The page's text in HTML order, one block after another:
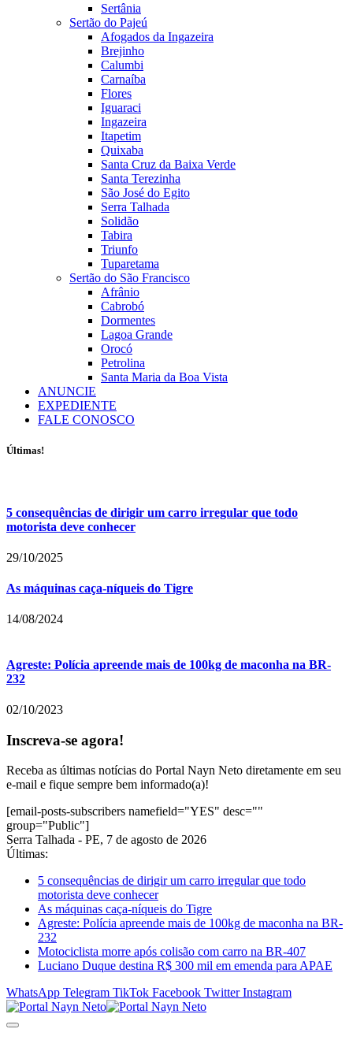
Sertânia
Sertão do Pajeú
Afogados da Ingazeira
Brejinho
Calumbi
Carnaíba
Flores
Iguaraci
Ingazeira
Itapetim
Quixaba
Santa Cruz da Baixa Verde
Santa Terezinha
São José do Egito
Serra Talhada
Solidão
Tabira
Triunfo
Tuparetama
Sertão do São Francisco
Afrânio
Cabrobó
Dormentes
Lagoa Grande
Orocó
Petrolina
Santa Maria da Boa Vista
ANUNCIE
EXPEDIENTE
FALE CONOSCO
Últimas!
5 consequências de dirigir um carro irregular que todo
motorista deve conhecer
29/10/2025
As máquinas caça-níqueis do Tigre
14/08/2024
Agreste: Polícia apreende mais de 100kg de maconha na BR-
232
02/10/2023
Inscreva-se agora!
Receba as últimas notícias do Portal Nayn Neto diretamente em seu
e-mail e fique sempre bem informado(a)!
[email-posts-subscribers namefield="YES" desc=""
group="Public"]
Serra Talhada - PE, 7 de agosto de 2026
Últimas:
5 consequências de dirigir um carro irregular que todo
motorista deve conhecer
As máquinas caça-níqueis do Tigre
Agreste: Polícia apreende mais de 100kg de maconha na BR-
232
Motociclista morre após colisão com carro na BR-407
Luciano Duque destina R$ 300 mil em emenda para APAE
WhatsApp Telegram TikTok Facebook Twitter Instagram